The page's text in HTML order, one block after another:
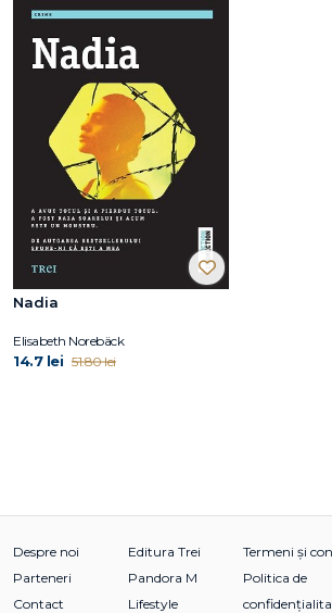
Nadia
Elisabeth Norebäck
14.7 lei 51.80 lei
Despre noi
Parteneri
Contact
Editura Trei
Pandora M
Lifestyle
Termeni și
Politica de